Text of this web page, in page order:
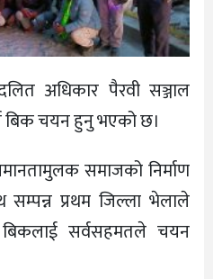
अधिकार पैरवी सञ्जाल
बिक चयन हुनु भएको छ।
समाजको निर्माण
प्रथम जिल्ला भेलाले
बिकलाई सर्वसहमतले चयन